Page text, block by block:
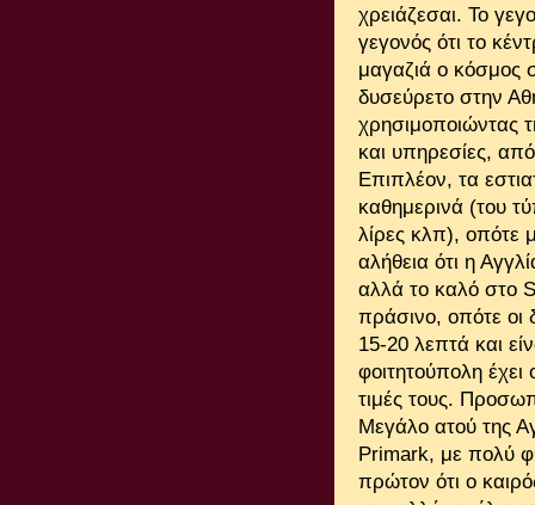
χρειάζεσαι. Το
γεγονός ότι το
μαγαζιά ο κόσμος
δυσεύρετο στην
χρησιμοποιώντας
και υπηρεσίες,
Επιπλέον, τα
καθημερινά (του
λίρες κλπ), οπότε
αλήθεια ότι η
αλλά το καλό στο
πράσινο, οπότε οι
15-20 λεπτά και
φοιτητούπολη
τιμές τους.
Μεγάλο ατού της
Primark, με πολύ
πρώτον ότι ο